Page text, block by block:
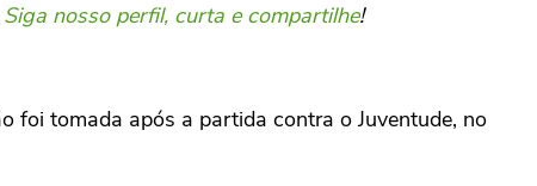
Siga nosso perfil, curta e compartilhe!
foi tomada após a partida contra o Juventude, no